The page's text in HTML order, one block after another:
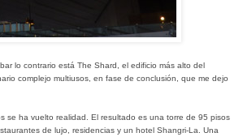
lo contrario está The Shard, el edificio más alto del
complejo multiusos, en fase de conclusión, que me dejo
se ha vuelto realidad. El resultado es una torre de 95 pisos
de lujo, residencias y un hotel Shangri-La. Una